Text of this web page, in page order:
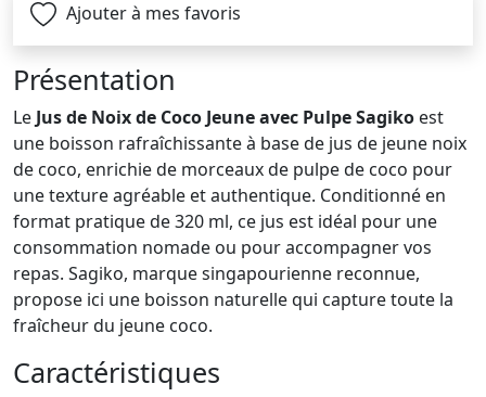
Ajouter à mes favoris
Présentation
Le Jus de Noix de Coco Jeune avec Pulpe Sagiko est
une boisson rafraîchissante à base de jus de jeune noix
de coco, enrichie de morceaux de pulpe de coco pour
une texture agréable et authentique. Conditionné en
format pratique de 320 ml, ce jus est idéal pour une
consommation nomade ou pour accompagner vos
repas. Sagiko, marque singapourienne reconnue,
propose ici une boisson naturelle qui capture toute la
fraîcheur du jeune coco.
Caractéristiques